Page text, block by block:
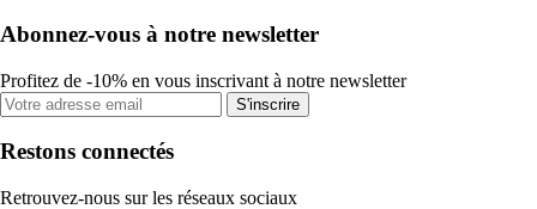
Abonnez-vous à notre newsletter
Profitez de -10% en vous inscrivant à notre newsletter
S'inscrire
Restons connectés
Retrouvez-nous sur les réseaux sociaux